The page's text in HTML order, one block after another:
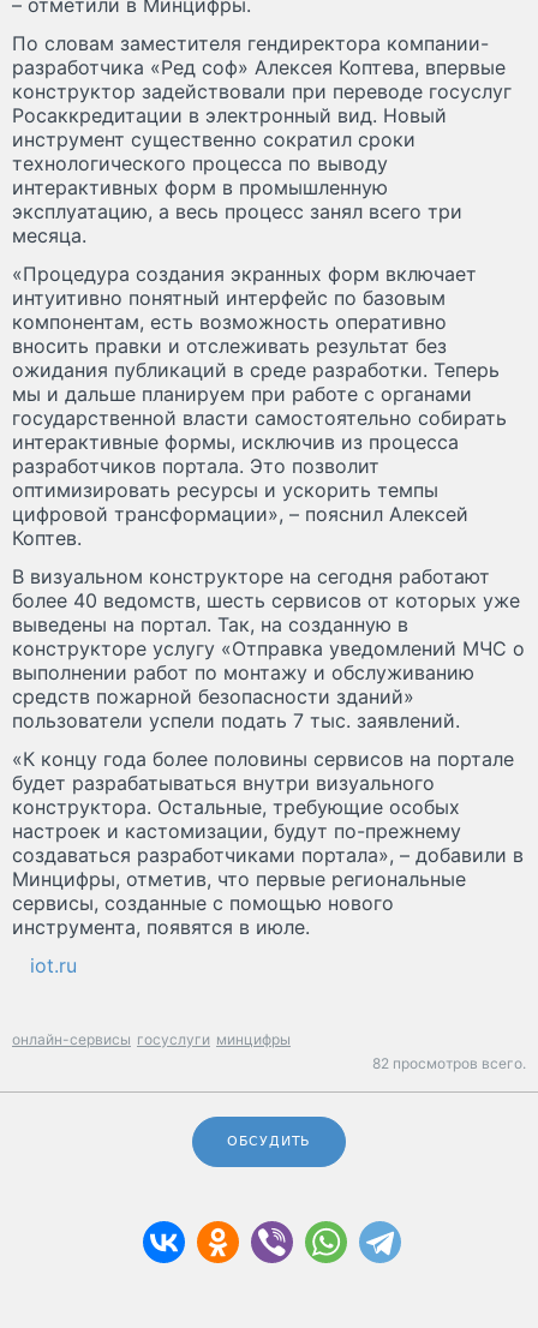
– отметили в Минцифры.
По словам заместителя гендиректора компании-
разработчика «Ред соф» Алексея Коптева, впервые
конструктор задействовали при переводе госуслуг
Росаккредитации в электронный вид. Новый
инструмент существенно сократил сроки
технологического процесса по выводу
интерактивных форм в промышленную
эксплуатацию, а весь процесс занял всего три
месяца.
«Процедура создания экранных форм включает
интуитивно понятный интерфейс по базовым
компонентам, есть возможность оперативно
вносить правки и отслеживать результат без
ожидания публикаций в среде разработки. Теперь
мы и дальше планируем при работе с органами
государственной власти самостоятельно собирать
интерактивные формы, исключив из процесса
разработчиков портала. Это позволит
оптимизировать ресурсы и ускорить темпы
цифровой трансформации», – пояснил Алексей
Коптев.
В визуальном конструкторе на сегодня работают
более 40 ведомств, шесть сервисов от которых уже
выведены на портал. Так, на созданную в
конструкторе услугу «Отправка уведомлений МЧС о
выполнении работ по монтажу и обслуживанию
средств пожарной безопасности зданий»
пользователи успели подать 7 тыс. заявлений.
«К концу года более половины сервисов на портале
будет разрабатываться внутри визуального
конструктора. Остальные, требующие особых
настроек и кастомизации, будут по-прежнему
создаваться разработчиками портала», – добавили в
Минцифры, отметив, что первые региональные
сервисы, созданные с помощью нового
инструмента, появятся в июле.
iot.ru
онлайн-сервисы госуслуги минцифры
82 просмотров всего.
ОБСУДИТЬ